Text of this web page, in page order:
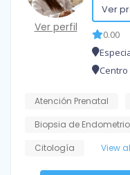
Ver perfil
Ver
0.00
Atención Prenatal
Biopsia de Endometrio
Citología
View